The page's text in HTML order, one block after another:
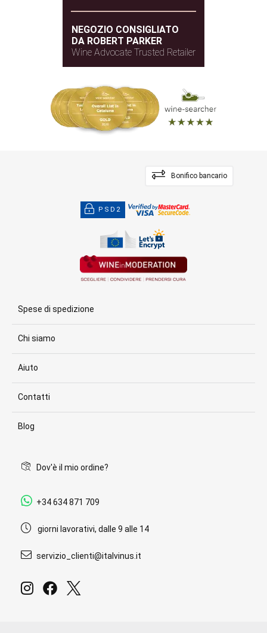
continentale
920,00 metri
NEGOZIO CONSIGLIATO
DA ROBERT PARKER
Wine Advocate Trusted Retailer
Bonifico bancario
PSD2
Spese di spedizione
Chi siamo
Aiuto
Contatti
Blog
Dov'è il mio ordine?
+34 634 871 709
giorni lavorativi, dalle 9 alle 14
servizio_clienti@italvinus.it